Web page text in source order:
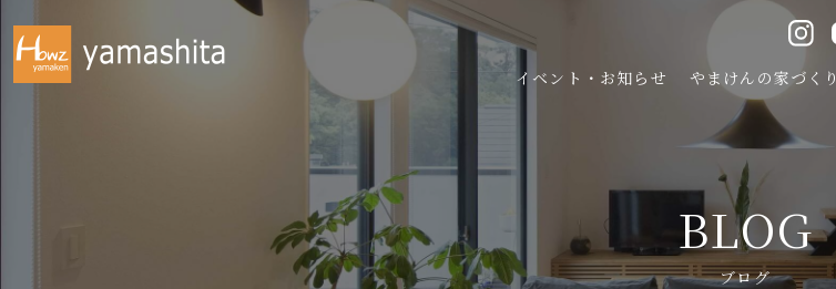
イベント・お知らせ やまけんの家づくり
BLOG
ブログ